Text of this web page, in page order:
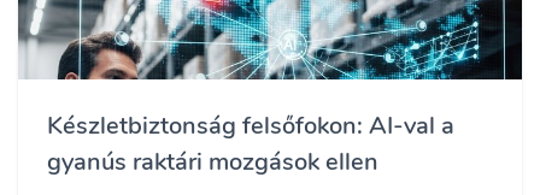
Készletbiztonság felsőfokon: AI-val a
gyanús raktári mozgások ellen